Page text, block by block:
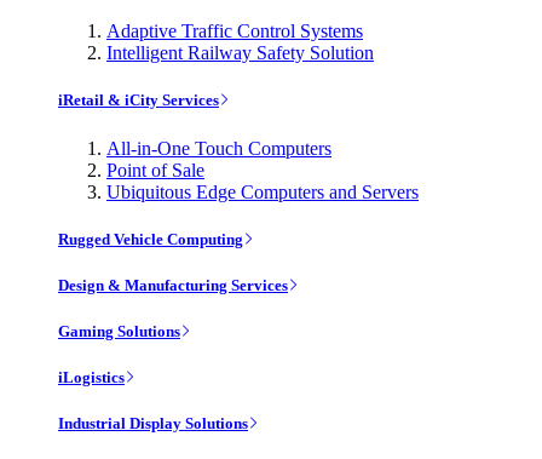
Adaptive Traffic Control Systems
Intelligent Railway Safety Solution
iRetail & iCity Services
All-in-One Touch Computers
Point of Sale
Ubiquitous Edge Computers and Servers
Rugged Vehicle Computing
Design & Manufacturing Services
Gaming Solutions
iLogistics
Industrial Display Solutions